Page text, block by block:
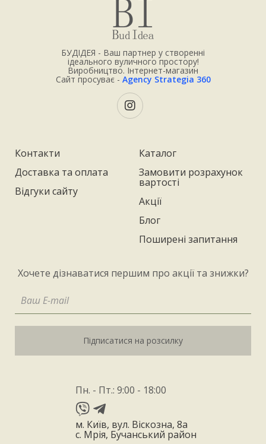
БУДІДЕЯ - Ваш партнер у створенні
ідеального вуличного простору!
Виробництво. Інтернет-магазин
Сайт просуває - Agency Strategia 360
Контакти
Доставка та оплата
Відгуки сайту
Каталог
Замовити розрахунок
вартості
Акції
Блог
Поширені запитання
Хочете дізнаватися першим про акції та знижки?
Підписатися на розсилку
Пн. - Пт.: 9:00 - 18:00
м. Київ, вул. Віскозна, 8а
с. Мрія, Бучанський район